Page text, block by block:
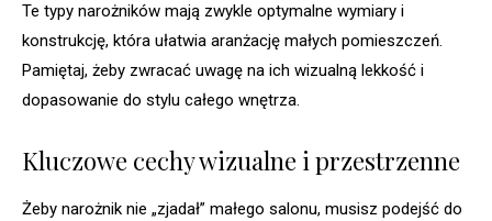
Te typy narożników mają zwykle optymalne wymiary i
konstrukcję, która ułatwia aranżację małych pomieszczeń.
Pamiętaj, żeby zwracać uwagę na ich wizualną lekkość i
dopasowanie do stylu całego wnętrza.
Kluczowe cechy wizualne i przestrzenne
Żeby narożnik nie „zjadał” małego salonu, musisz podejść do